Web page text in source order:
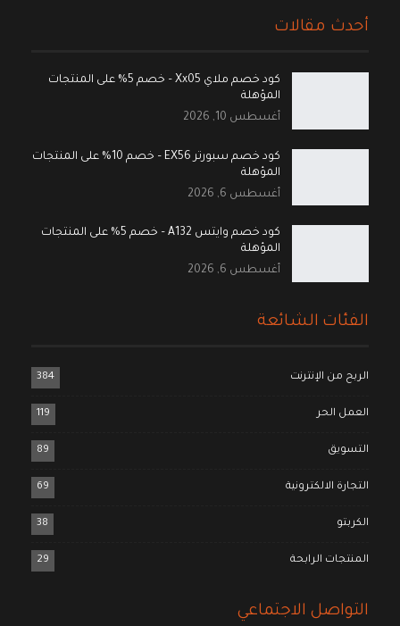
أحدث مقالات
كود خصم ملاي Xx05 – خصم 5% على المنتجات
المؤهلة
أغسطس 10, 2026
كود خصم سبورتر EX56 – خصم 10% على المنتجات
المؤهلة
أغسطس 6, 2026
كود خصم وايتس A132 – خصم 5% على المنتجات
المؤهلة
أغسطس 6, 2026
الفئات الشائعة
الربح من الإنترنت 384
العمل الحر 119
التسويق 89
التجارة الالكترونية 69
الكربتو 38
المنتجات الرابحة 29
التواصل الاجتماعي